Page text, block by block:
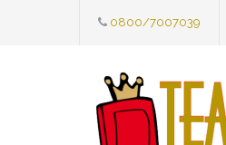
0800/7007039